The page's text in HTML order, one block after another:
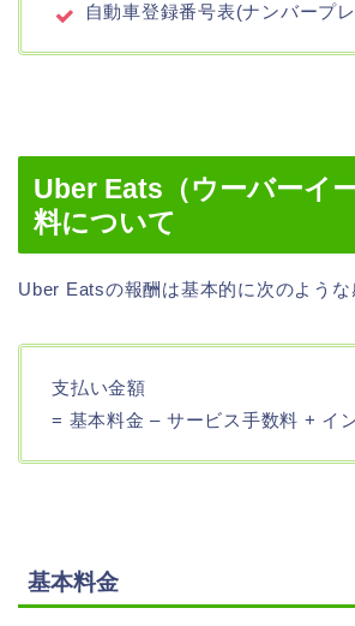
自動車登録番号表(ナンバープ
Uber Eats（ウーバーイ
料について
Uber Eatsの報酬は基本的に次のような
支払い金額
= 基本料金 – サービス手数料 + イ
基本料金